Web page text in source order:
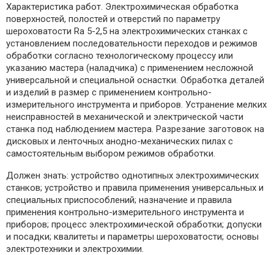
Характеристика работ. Электрохимическая обработка
поверхностей, полостей и отверстий по параметру
шероховатости Rа 5-2,5 на электрохимических станках с
установлением последовательности переходов и режимов
обработки согласно технологическому процессу или
указанию мастера (наладчика) с применением несложной
универсальной и специальной оснастки. Обработка деталей
и изделий в размер с применением контрольно-
измерительного инструмента и приборов. Устранение мелких
неисправностей в механической и электрической части
станка под наблюдением мастера. Разрезание заготовок на
дисковых и ленточных анодно-механических пилах с
самостоятельным выбором режимов обработки.
Должен знать: устройство однотипных электрохимических
станков; устройство и правила применения универсальных и
специальных приспособлений; назначение и правила
применения контрольно-измерительного инструмента и
приборов; процесс электрохимической обработки; допуски
и посадки; квалитеты и параметры шероховатости; основы
электротехники и электрохимии.